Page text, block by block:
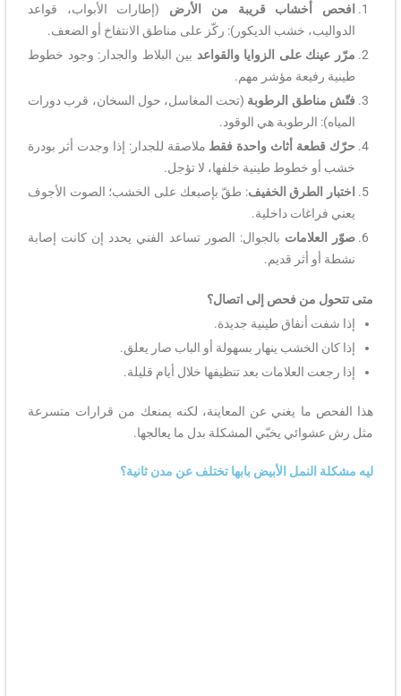
افحص أخشاب قريبة من الأرض (إطارات الأبواب، قواعد
الدواليب، خشب الديكور): ركّز على مناطق الانتفاخ أو الضعف.
مرّر عينك على الزوايا والقواعد بين البلاط والجدار: وجود خطوط
طينية رفيعة مؤشر مهم.
فتّش مناطق الرطوبة (تحت المغاسل، حول السخان، قرب دورات
المياه): الرطوبة هي الوقود.
حرّك قطعة أثاث واحدة فقط ملاصقة للجدار: إذا وجدت أثر بودرة
خشب أو خطوط طينية خلفها، لا تؤجل.
اختبار الطرق الخفيف: طقّ بإصبعك على الخشب؛ الصوت الأجوف
يعني فراغات داخلية.
صوّر العلامات بالجوال: الصور تساعد الفني يحدد إن كانت إصابة
نشطة أو أثر قديم.
متى تتحول من فحص إلى اتصال؟
إذا شفت أنفاق طينية جديدة.
إذا كان الخشب ينهار بسهولة أو الباب صار يعلق.
إذا رجعت العلامات بعد تنظيفها خلال أيام قليلة.
هذا الفحص ما يغني عن المعاينة، لكنه يمنعك من قرارات متسرعة
مثل رش عشوائي يخبّي المشكلة بدل ما يعالجها.
ليه مشكلة النمل الأبيض بابها تختلف عن مدن ثانية؟